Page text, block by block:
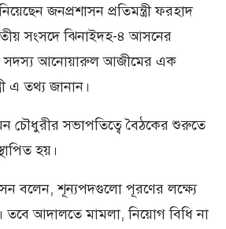
জনপ্রশাসন প্রতিমন্ত্রী ফরহাদ
সংসদে ঝিনাইদহ-৪ আসনের
সদস্য আনোয়ারুল আজীমের এক
এ তথ্য জানান।
চৌধুরীর সভাপতিত্বে বৈঠকের শুরুতে
হয়।
বলেন, শূন্যপদগুলো পূরণের লক্ষ্যে
তবে আদালতে মামলা, নিয়োগ বিধি না